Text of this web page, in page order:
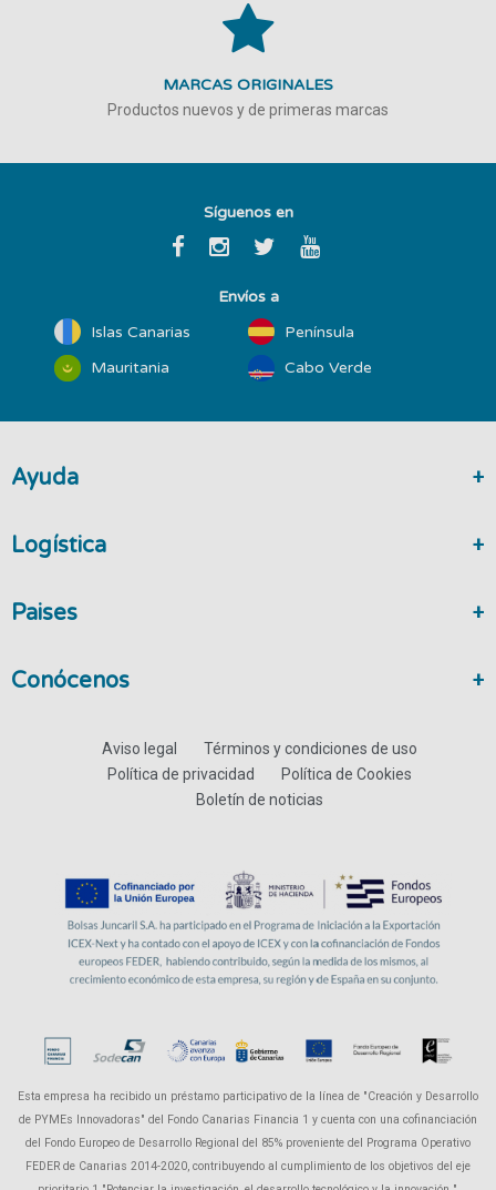
MARCAS ORIGINALES
Productos nuevos y de primeras marcas
Síguenos en
Envíos a
Islas Canarias
Península
Mauritania
Cabo Verde
Ayuda
Logística
Paises
Conócenos
Aviso legal
Términos y condiciones de uso
Política de privacidad
Política de Cookies
Boletín de noticias
Esta empresa ha recibido un préstamo participativo de la línea de "Creación y Desarrollo
de PYMEs Innovadoras" del Fondo Canarias Financia 1 y cuenta con una cofinanciación
del Fondo Europeo de Desarrollo Regional del 85% proveniente del Programa Operativo
FEDER de Canarias 2014-2020, contribuyendo al cumplimiento de los objetivos del eje